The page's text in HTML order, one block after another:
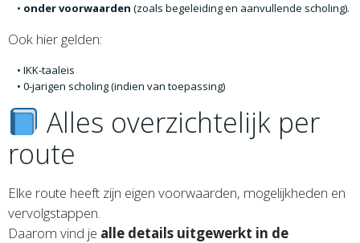
onder voorwaarden (zoals begeleiding en aanvullende scholing).
Ook hier gelden:
IKK-taaleis
0-jarigen scholing (indien van toepassing)
Alles overzichtelijk per
route
Elke route heeft zijn eigen voorwaarden, mogelijkheden en
vervolgstappen.
Daarom vind je alle details uitgewerkt in de